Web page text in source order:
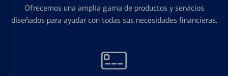
Ofrecemos una amplia gama de productos y servicios
diseñados para ayudar con todas sus necesidades financieras.